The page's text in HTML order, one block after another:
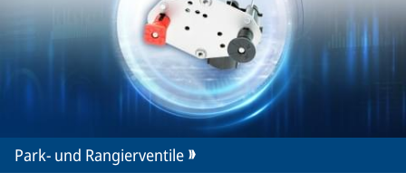
Park- und Rangierventile